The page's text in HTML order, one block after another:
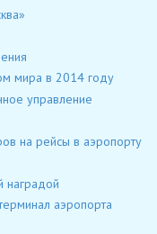
мира в 2014 году
управление
на рейсы в аэропорту
наградой
аэропорта